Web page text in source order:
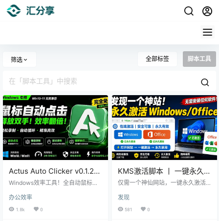
筛选 全部标签 脚本工具
Actus Auto Clicker v0.1.22
丨 全自动鼠标连点、键盘宏
Windows效率工具！全自动鼠标连
了，完全免费且干净
办公效率
1.8k 0
KMS激活脚本 丨 一键永久激
活Windows+Office网站
仅需一个神仙网站，一键永久激活W
件工具了，免费还好用！KMS
发现
581 0